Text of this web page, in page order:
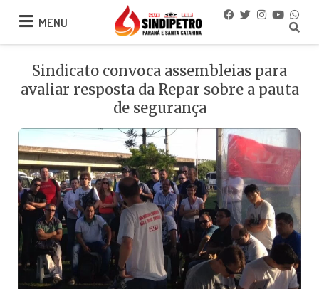
MENU
MENU
Sindicato convoca assembleias para
avaliar resposta da Repar sobre a pauta
de segurança